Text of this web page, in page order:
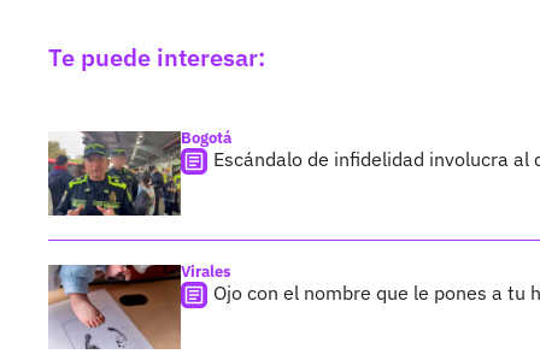
Te puede interesar:
Bogotá
Escándalo de infidelidad involucra
Virales
Ojo con el nombre que le pones a